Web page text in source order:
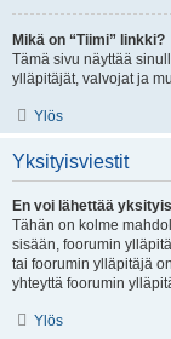
Mikä on “Tiimi” linkki?
Tämä sivu näyttää
ylläpitäjät, valvojat ja
Ylös
Yksityisviestit
En voi lähettää
Tähän on kolme
sisään, foorumin
tai foorumin ylläpitäjä
yhteyttä foorumin
Ylös